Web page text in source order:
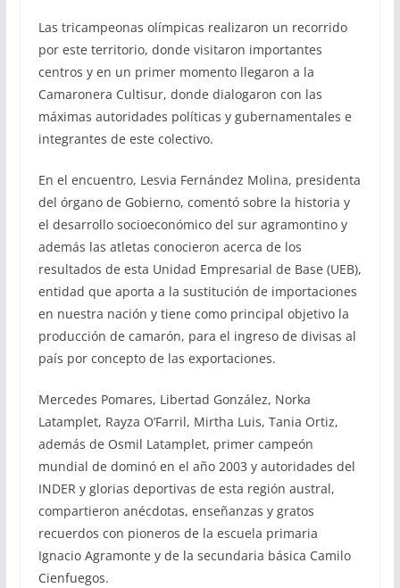
Las tricampeonas olímpicas realizaron un recorrido
por este territorio, donde visitaron importantes
centros y en un primer momento llegaron a la
Camaronera Cultisur, donde dialogaron con las
máximas autoridades políticas y gubernamentales e
integrantes de este colectivo.
En el encuentro, Lesvia Fernández Molina, presidenta
del órgano de Gobierno, comentó sobre la historia y
el desarrollo socioeconómico del sur agramontino y
además las atletas conocieron acerca de los
resultados de esta Unidad Empresarial de Base (UEB),
entidad que aporta a la sustitución de importaciones
en nuestra nación y tiene como principal objetivo la
producción de camarón, para el ingreso de divisas al
país por concepto de las exportaciones.
Mercedes Pomares, Libertad González, Norka
Latamplet, Rayza O’Farril, Mirtha Luis, Tania Ortiz,
además de Osmil Latamplet, primer campeón
mundial de dominó en el año 2003 y autoridades del
INDER y glorias deportivas de esta región austral,
compartieron anécdotas, enseñanzas y gratos
recuerdos con pioneros de la escuela primaria
Ignacio Agramonte y de la secundaria básica Camilo
Cienfuegos.